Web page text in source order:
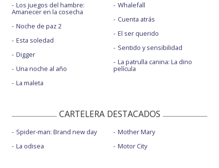
Los juegos del hambre:
Amanecer en la cosecha
Noche de paz 2
Esta soledad
Digger
Una noche al año
La maleta
Whalefall
Cuenta atrás
El ser querido
Sentido y sensibilidad
La patrulla canina: La dino
película
CARTELERA DESTACADOS
Spider-man: Brand new day
La odisea
Mother Mary
Motor City